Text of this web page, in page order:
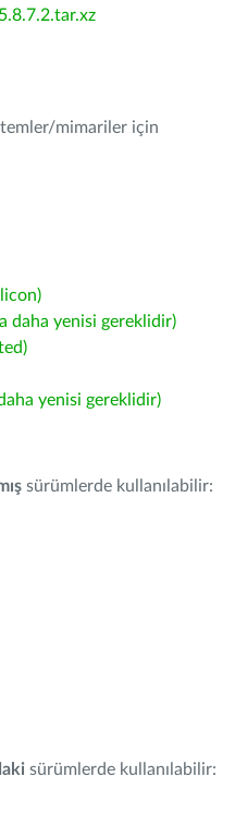
mimariler için
daha yenisi gereklidir)
yenisi gereklidir)
sürümlerde kullanılabilir:
sürümlerde kullanılabilir: